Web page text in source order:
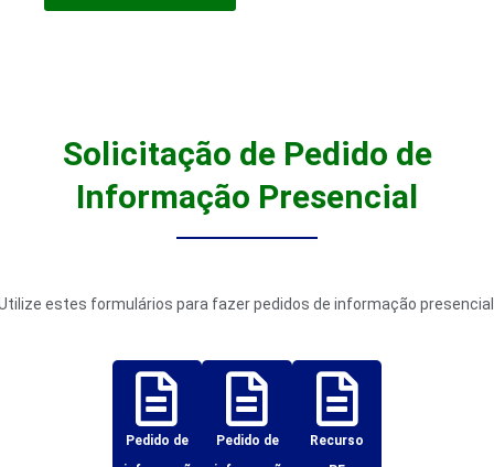
Solicitação de Pedido de
Informação Presencial
estes formulários para fazer pedidos de informação
Pedido de
Pedido de
Recurso